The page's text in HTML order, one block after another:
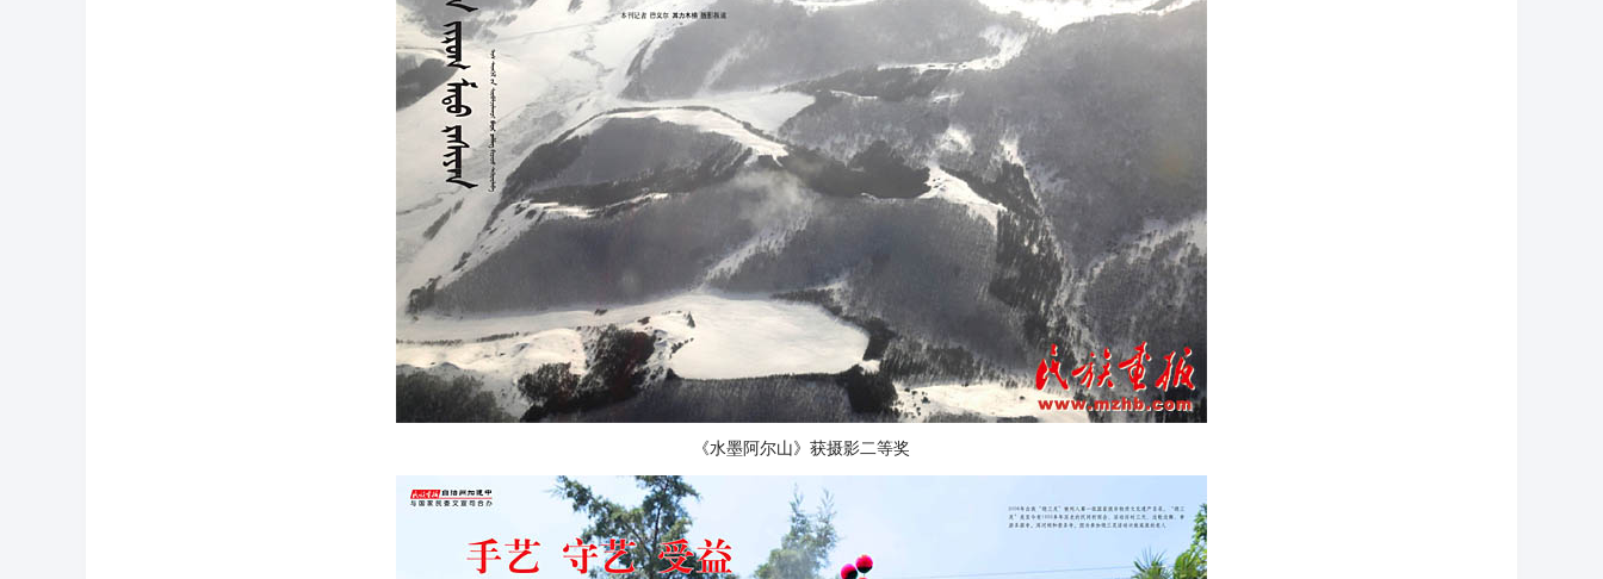
《水墨阿尔山》获摄影二等奖